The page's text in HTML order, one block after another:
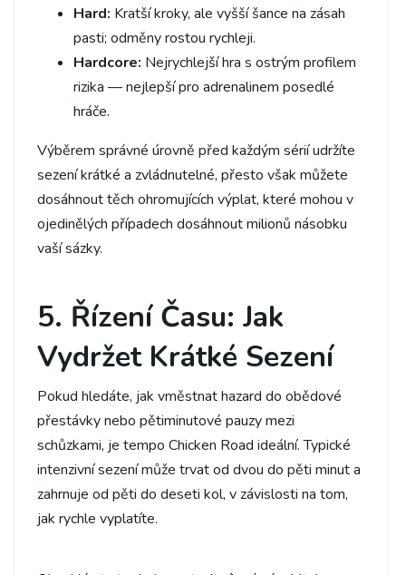
Hard: Kratší kroky, ale vyšší šance na zásah
pasti; odměny rostou rychleji.
Hardcore: Nejrychlejší hra s ostrým profilem
rizika — nejlepší pro adrenalinem posedlé
hráče.
Výběrem správné úrovně před každým sérií udržíte
sezení krátké a zvládnutelné, přesto však můžete
dosáhnout těch ohromujících výplat, které mohou v
ojedinělých případech dosáhnout milionů násobku
vaší sázky.
5. Řízení Času: Jak
Vydržet Krátké Sezení
Pokud hledáte, jak vměstnat hazard do obědové
přestávky nebo pětiminutové pauzy mezi
schůzkami, je tempo Chicken Road ideální. Typické
intenzivní sezení může trvat od dvou do pěti minut a
zahrnuje od pěti do deseti kol, v závislosti na tom,
jak rychle vyplatíte.